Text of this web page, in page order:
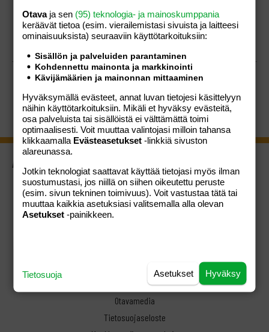
LISÄÄ
OSTOSKORIIN
Otavamedia
Tietosuojaseloste
Otavamedian yleiset ehdot
ASIAKASPALVELU
Usein kysytyt kysymykset
Palautusoikeus
Otavaja sen (95) teknologia- ja mainoskumppania
keräävät tietoa (esim. vierailemis­tasi sivuista ja laitteesi
ominaisuuk­sista) seuraaviin käyttötarkoituksiin:
Sisällön ja palveluiden parantaminen
Kohdennettu mainonta ja markkinointi
Kävijämäärien ja mainonnan mittaaminen
Hyväksymällä evästeet, annat luvan tietojesi käsittelyyn
näihin käyttötarkoituksiin. Mikäli et hyväksy evästeitä,
osa palveluista tai sisällöistä ei välttämättä toimi
optimaalisesti. Voit muuttaa valintojasi milloin tahansa
klikkaamalla Evästeasetukset -linkkiä sivuston
alareunassa.
Jotkin teknologiat saattavat käyttää tietojasi myös ilman
suostumustasi, jos niillä on siihen oikeutettu peruste
(esim. sivun tekninen toimivuus). Voit vastustaa tätä tai
muuttaa kaikkia asetuksiasi valitsemalla alla olevan
Asetukset -painikkeen.
Hyväksy
Asetukset
Tietosuoja